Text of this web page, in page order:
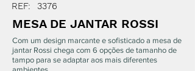
REF: 3376
MESA DE JANTAR ROSSI
Com um design marcante e sofisticado a mesa de
jantar Rossi chega com 6 opções de tamanho de
tampo para se adaptar aos mais diferentes